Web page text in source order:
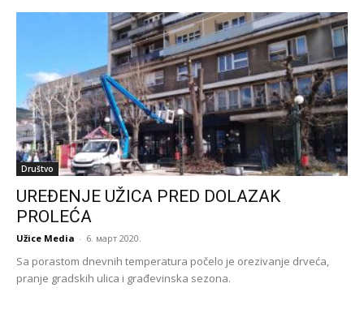
Društvo
UREĐENJE UŽICA PRED DOLAZAK
PROLEĆA
Užice Media - 6. март 2020.
Sa porastom dnevnih temperatura počelo je orezivanje drveća,
pranje gradskih ulica i građevinska sezona.